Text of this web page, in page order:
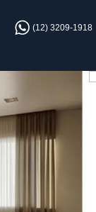
(12) 3209-1918